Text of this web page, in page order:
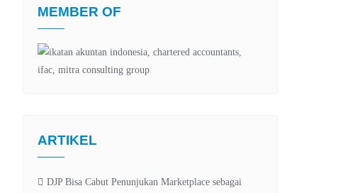
MEMBER OF
ARTIKEL
DJP Bisa Cabut Penunjukan Marketplace sebagai